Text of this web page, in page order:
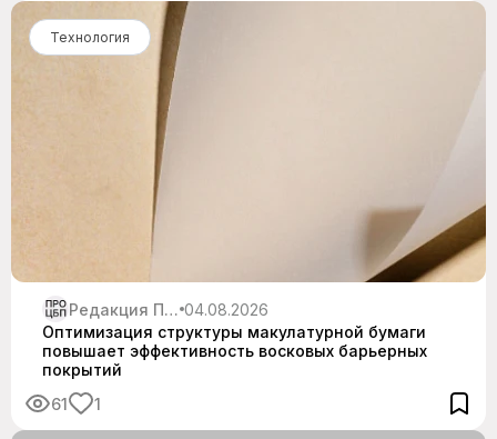
Технология
Редакция Про ЦБП 04.08.2026
Оптимизация структуры макулатурной бумаги
повышает эффективность восковых барьерных
покрытий
61
1